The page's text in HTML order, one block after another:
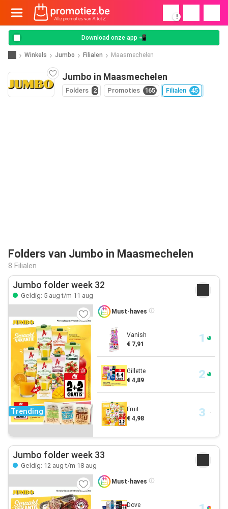
!
Download onze app 📲
Winkels Jumbo Filialen Maasmechelen
Jumbo in Maasmechelen
Folders 2 Promoties 165 Filialen 45
Folders van Jumbo in Maasmechelen
8 Filialen
Jumbo folder week 32
Geldig: 5 aug t/m 11 aug
Trending
Must-haves
Vanish
€ 7,91
Gillette
€ 4,89
Fruit
€ 4,98
Jumbo folder week 33
Geldig: 12 aug t/m 18 aug
Must-haves
Dove